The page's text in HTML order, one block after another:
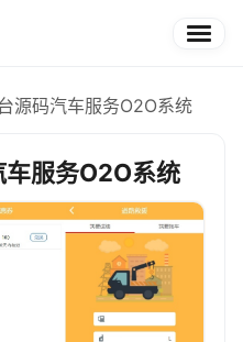
源码汽车服务O2O系统
服务O2O系统